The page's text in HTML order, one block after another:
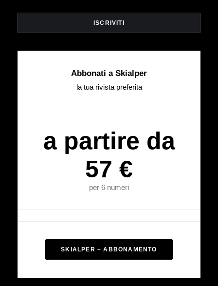
Abbonati a Skialper
la tua rivista preferita
a partire da
57 €
per 6 numeri
SKIALPER – ABBONAMENTO